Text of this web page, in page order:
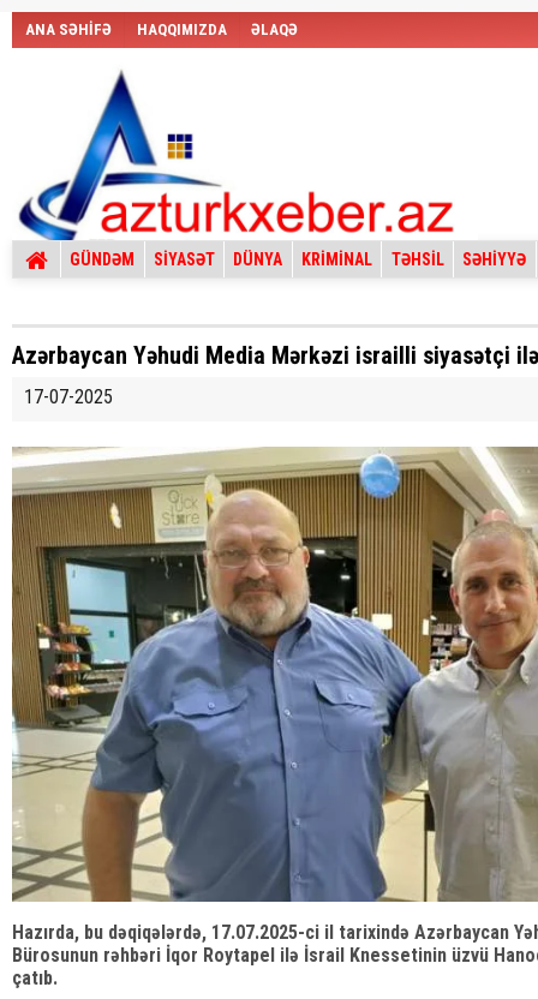
ANA SƏHİFƏ HAQQIMIZDA ƏLAQƏ
GÜNDƏM SİYASƏT DÜNYA KRİMİNAL TƏHSİL SƏHİYYƏ
Azərbaycan Yəhudi Media Mərkəzi israilli siyasətçi
17-07-2025
Hazırda, bu dəqiqələrdə, 17.07.2025-ci il tarixində Azərbaycan
Bürosunun rəhbəri İqor Roytapel ilə İsrail Knessetinin üzvü
çatıb.